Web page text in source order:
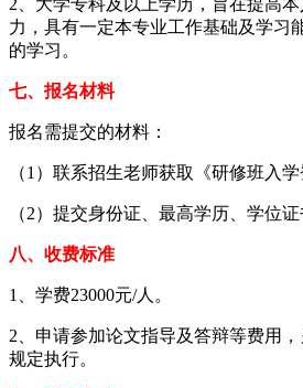
力，具有一定本专业工作基础及学习
的学习。
七、报名材料
报名需提交的材料：
（1）联系招生老师获取《研修班入学
（2）提交身份证、最高学历、学位
八、收费标准
1、学费23000元/人。
2、申请参加论文指导及答辩等费用
规定执行。